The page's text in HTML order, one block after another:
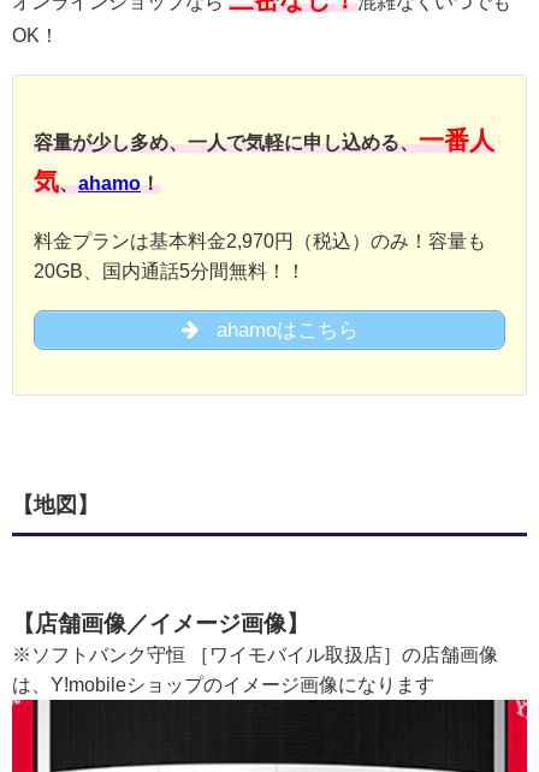
OK！
容量が少し多め、一人で気軽に申し込める、一番人
気、ahamo！
料金プランは基本料金2,970円（税込）のみ！容量も
20GB、国内通話5分間無料！！
ahamoはこちら
【地図】
【店舗画像／イメージ画像】
※ソフトバンク守恒 ［ワイモバイル取扱店］の店舗画像
は、Y!mobileショップのイメージ画像になります